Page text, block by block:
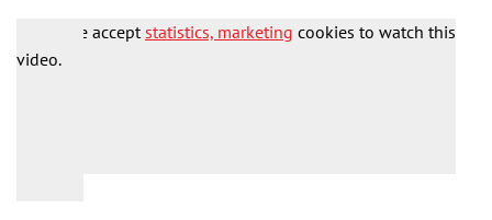
Please acceptstatistics, marketing cookies to watch this
video.